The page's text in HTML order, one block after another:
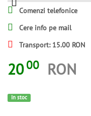
Comenzi telefonice
Cere info pe mail
Transport: 15.00 RON
20 00 RON
In stoc